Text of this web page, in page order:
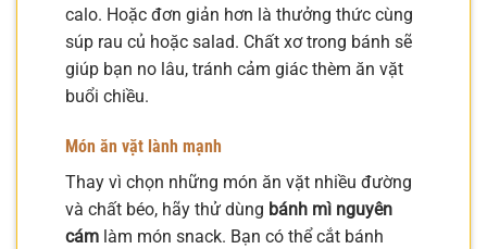
calo. Hoặc đơn giản hơn là thưởng thức cùng
súp rau củ hoặc salad. Chất xơ trong bánh sẽ
giúp bạn no lâu, tránh cảm giác thèm ăn vặt
buổi chiều.
Món ăn vặt lành mạnh
Thay vì chọn những món ăn vặt nhiều đường
và chất béo, hãy thử dùng bánh mì nguyên
cám làm món snack. Bạn có thể cắt bánh